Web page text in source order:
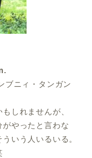
ブニィ・タンガン
しれませんが、
がやったと言わな
いう人いるいる。